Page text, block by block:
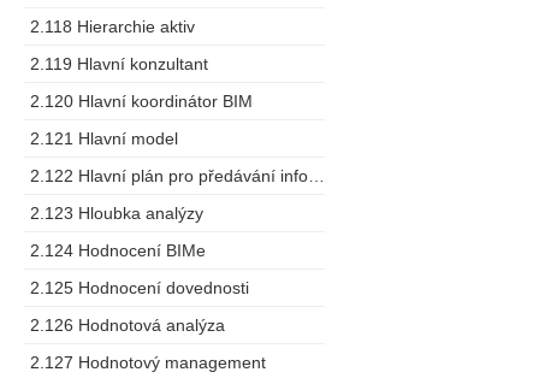
2.118 Hierarchie aktiv
2.119 Hlavní konzultant
2.120 Hlavní koordinátor BIM
2.121 Hlavní model
2.123 Hloubka analýzy
2.124 Hodnocení BIMe
2.125 Hodnocení dovednosti
2.126 Hodnotová analýza
2.127 Hodnotový management